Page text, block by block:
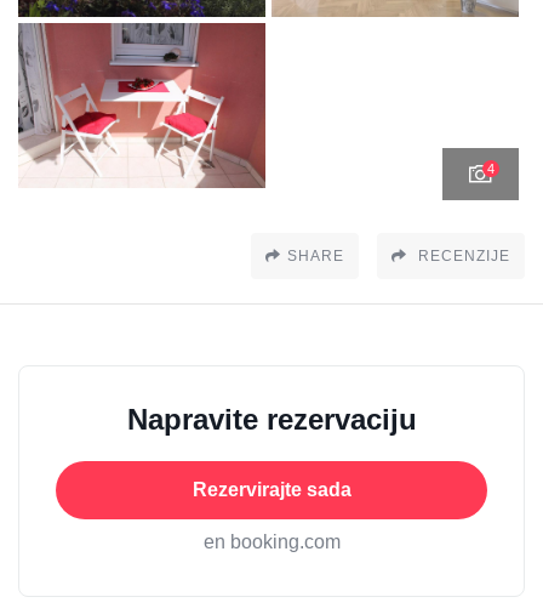
4
SHARE RECENZIJE
Napravite rezervaciju
Rezervirajte sada
en booking.com